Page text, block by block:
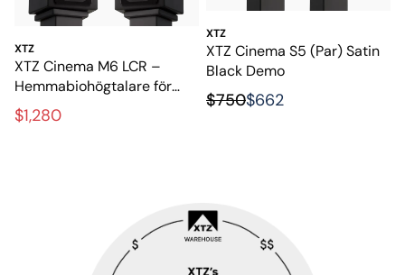
XTZ
XTZ Cinema M6 LCR –
Hemmabiohögtalare för
film och musik
$1,280
XTZ
XTZ Cinema S5 (Par) Satin
Black Demo
$750$662